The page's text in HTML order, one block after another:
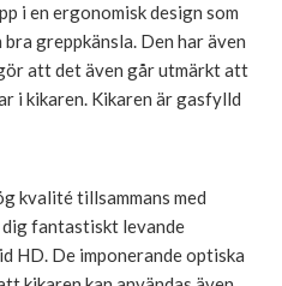
i en ergonomisk design som
greppkänsla. Den har även
att det även går utmärkt att
i kikaren. Kikaren är gasfylld
kvalité tillsammans med
fantastiskt levande
HD. De imponerande optiska